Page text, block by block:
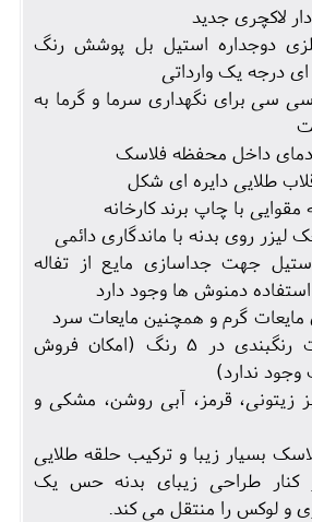
لاکچری جدید
دوجداره استیل بل پوشش رنگ
درجه یک وارداتی
با حجم 500 سی سی برای نگهداری سرما و گرما به
دمای داخل محفظه فلاسک
طلایی دایره ای شکل
با چاپ برند کارخانه
لیزر روی بدنه با ماندگاری دائمی
جهت جداسازی مایع از تفاله
دمنوش ها وجود دارد
مایعات گرم و همچنین مایعات سرد
فروش بصورت رنگبندی در 5 رنگ (امکان فروش
ندارد)
زیتونی، قرمز، آبی روشن، مشکی و
بسیار زیبا و ترکیب حلقه طلایی
طراحی زیبای بدنه حس یک
و لوکس را منتقل می کند.